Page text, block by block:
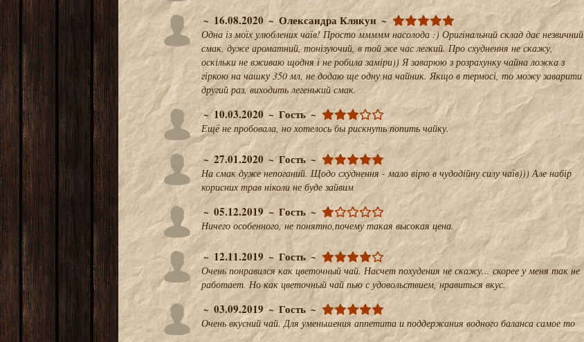
16.08.2020 Олександра Клякун
Одна із моїх улюблених чаїв! Просто ммммм насолода :) Оригінальний склад дає незвичний
смак, дуже ароматний, тонізуючий, в той же час легкий. Про схуднення не скажу,
оскільки не вживаю щодня і не робила заміри)) Я заварюю з розрахунку чайна ложка з
гіркою на чашку 350 мл, не додаю ще одну на чайник. Якщо в термосі, то можу заварити
другий раз, виходить легенький смак.
10.03.2020 Гость
Ещё не пробовала, но хотелось бы рискнуть попить чайку.
27.01.2020 Гость
На смак дуже непоганий. Щодо схуднення - мало вірю в чудодійну силу чаїв))) Але набір
корисних трав ніколи не буде зайвим
05.12.2019 Гость
Ничего особенного, не понятно,почему такая высокая цена.
12.11.2019 Гость
Очень понравился как цветочный чай. Насчет похудения не скажу... скорее у меня так не
работает. Но как цветочный чай пью с удовольствием, нравиться вкус.
03.09.2019 Гость
Очень вкусний чай. Для уменьшения аппетита и поддержания водного баланса самое то